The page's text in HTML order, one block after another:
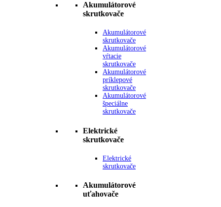
Akumulátorové
skrutkovače
Akumulátorové
skrutkovače
Akumulátorové
vŕtacie
skrutkovače
Akumulátorové
príklepové
skrutkovače
Akumulátorové
špeciálne
skrutkovače
Elektrické
skrutkovače
Elektrické
skrutkovače
Akumulátorové
uťahovače